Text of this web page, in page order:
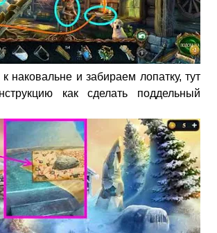
наковальне и забираем лопатку, тут
как сделать поддельный